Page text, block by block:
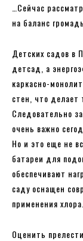
…Сейчас
на баланс
Детских садов в
детсад, а
каркасно-
стен, что делает
Следовательно
очень важно
Но и это еще не
батареи для
обеспечивают
саду оснащен
применения хлора.
Оценить